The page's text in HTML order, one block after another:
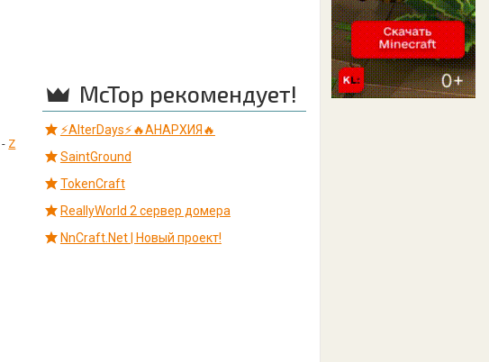
- Z
McTop рекомендует!
⚡AlterDays⚡🔥АНАРХИЯ🔥
SaintGround
TokenCraft
ReallyWorld 2 сервер домера
NnCraft.Net | Новый проект!